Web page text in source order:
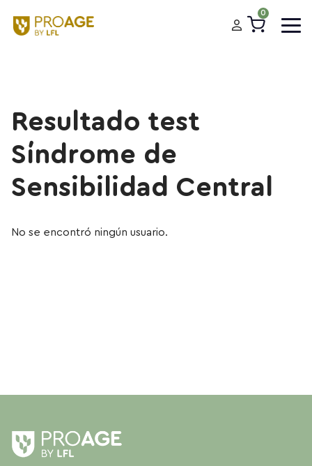
0
Resultado test
Síndrome de
Sensibilidad Central
No se encontró ningún usuario.